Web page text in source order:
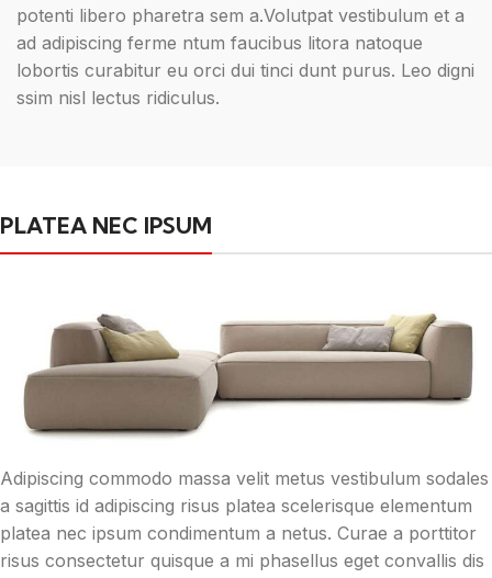
potenti libero pharetra sem a.Volutpat vestibulum et a
ad adipiscing ferme ntum faucibus litora natoque
lobortis curabitur eu orci dui tinci dunt purus. Leo digni
ssim nisl lectus ridiculus.
PLATEA NEC IPSUM
Adipiscing commodo massa velit metus vestibulum sodales
a sagittis id adipiscing risus platea scelerisque elementum
platea nec ipsum condimentum a netus. Curae a porttitor
risus consectetur quisque a mi phasellus eget convallis dis